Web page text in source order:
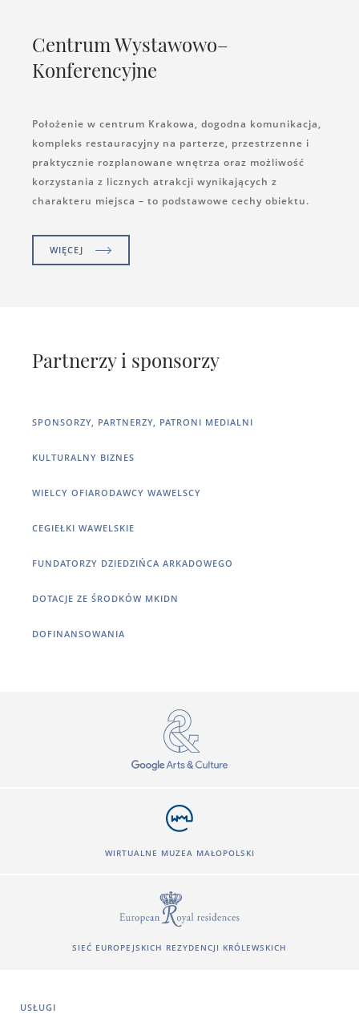
Centrum Wystawowo–
Konferencyjne
Położenie w centrum Krakowa, dogodna komunikacja,
kompleks restauracyjny na parterze, przestrzenne i
praktycznie rozplanowane wnętrza oraz możliwość
korzystania z licznych atrakcji wynikających z
charakteru miejsca – to podstawowe cechy obiektu.
WIĘCEJ
Partnerzy i sponsorzy
SPONSORZY, PARTNERZY, PATRONI MEDIALNI
KULTURALNY BIZNES
WIELCY OFIARODAWCY WAWELSCY
CEGIEŁKI WAWELSKIE
FUNDATORZY DZIEDZIŃCA ARKADOWEGO
DOTACJE ZE ŚRODKÓW MKIDN
DOFINANSOWANIA
WIRTUALNE MUZEA MAŁOPOLSKI
SIEĆ EUROPEJSKICH REZYDENCJI KRÓLEWSKICH
USŁUGI